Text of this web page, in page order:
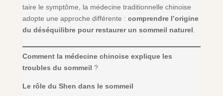
taire le symptôme, la médecine traditionnelle chinoise
adopte une approche différente : comprendre l’origine
du déséquilibre pour restaurer un sommeil naturel
Comment la médecine chinoise explique les
troubles du sommeil ?
Le rôle du Shen dans le sommeil